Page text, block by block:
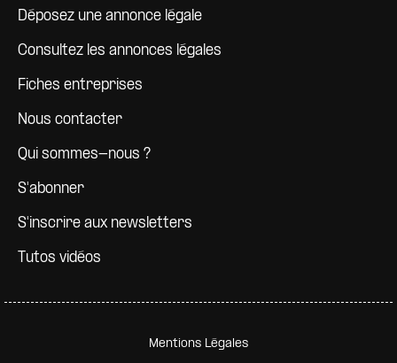
Déposez une annonce légale
Consultez les annonces légales
Fiches entreprises
Nous contacter
Qui sommes-nous ?
S'abonner
S'inscrire aux newsletters
Tutos vidéos
Pied de page secondaire
Mentions Légales